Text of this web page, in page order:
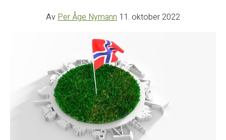
Av Per Åge Nymann 11. oktober 2022